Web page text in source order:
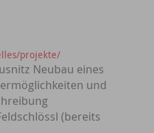
projekte/
Neubau eines
und
(bereits